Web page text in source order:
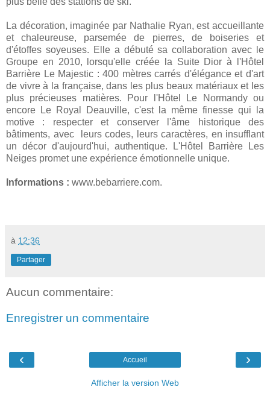
La décoration, imaginée par Nathalie Ryan, est accueillante
et chaleureuse, parsemée de pierres, de boiseries et
d'étoffes soyeuses. Elle a débuté sa collaboration avec le
Groupe en 2010, lorsqu'elle créée la Suite Dior à l'Hôtel
Barrière Le Majestic : 400 mètres carrés d'élégance et d'art
de vivre à la française, dans les plus beaux matériaux et les
plus précieuses matières. Pour l'Hôtel Le Normandy ou
encore Le Royal Deauville, c'est la même finesse qui la
motive : respecter et conserver l'âme historique des
bâtiments, avec leurs codes, leurs caractères, en insufflant
un décor d'aujourd'hui, authentique. L'Hôtel Barrière Les
Neiges promet une expérience émotionnelle unique.
Informations : www.bebarriere.com.
à 12:36
Partager
Aucun commentaire:
Enregistrer un commentaire
‹ ›
Accueil
Afficher la version Web